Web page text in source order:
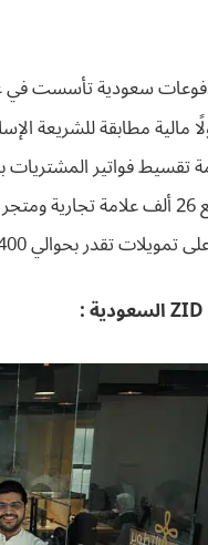
سعودية تأسست في عام
مالية مطابقة للشريعة
تقسيط فواتير
تقدر بحوالي 400 مليون دولار.